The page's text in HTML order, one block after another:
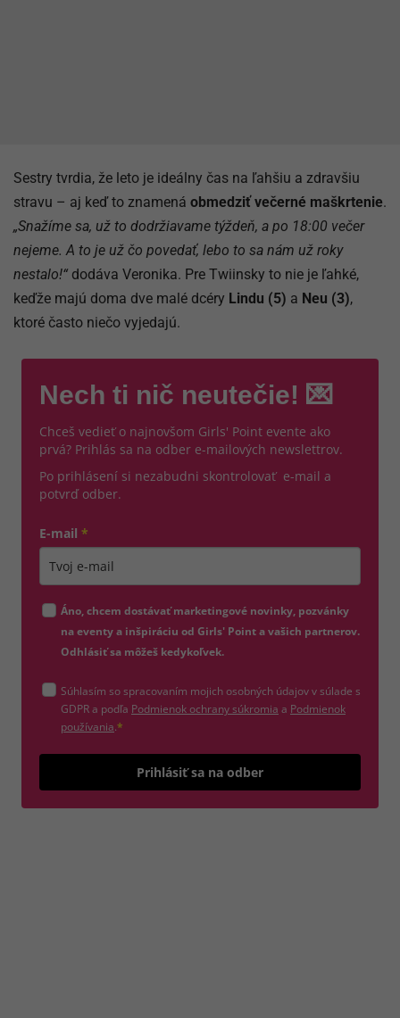
Sestry tvrdia, že leto je ideálny čas na ľahšiu a zdravšiu
stravu – aj keď to znamená obmedziť večerné maškrtenie.
„Snažíme sa, už to dodržiavame týždeň, a po 18:00 večer
nejeme. A to je už čo povedať, lebo to sa nám už roky
nestalo!“ dodáva Veronika. Pre Twiinsky to nie je ľahké,
keďže majú doma dve malé dcéry Lindu (5) a Neu (3),
ktoré často niečo vyjedajú.
Nech ti nič neutečie! 💌
Chceš vedieť o najnovšom Girls' Point evente ako
prvá? Prihlás sa na odber e-mailových newslettrov.
Po prihlásení si nezabudni skontrolovať e-mail a
potvrď odber.
E-mail *
Áno, chcem dostávať marketingové novinky, pozvánky
na eventy a inšpiráciu od Girls' Point a vašich partnerov.
Odhlásiť sa môžeš kedykoľvek.
Súhlasím so spracovaním mojich osobných údajov v súlade s
GDPR a podľa Podmienok ochrany súkromia (otvorí sa v novom okne)
a Podmienok
používania(otvorí sa v novom okne)
.*
Prihlásiť sa na odber